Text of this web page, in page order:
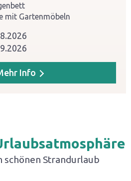
mit Gartenmöbeln
Info
schönen Strandurlaub